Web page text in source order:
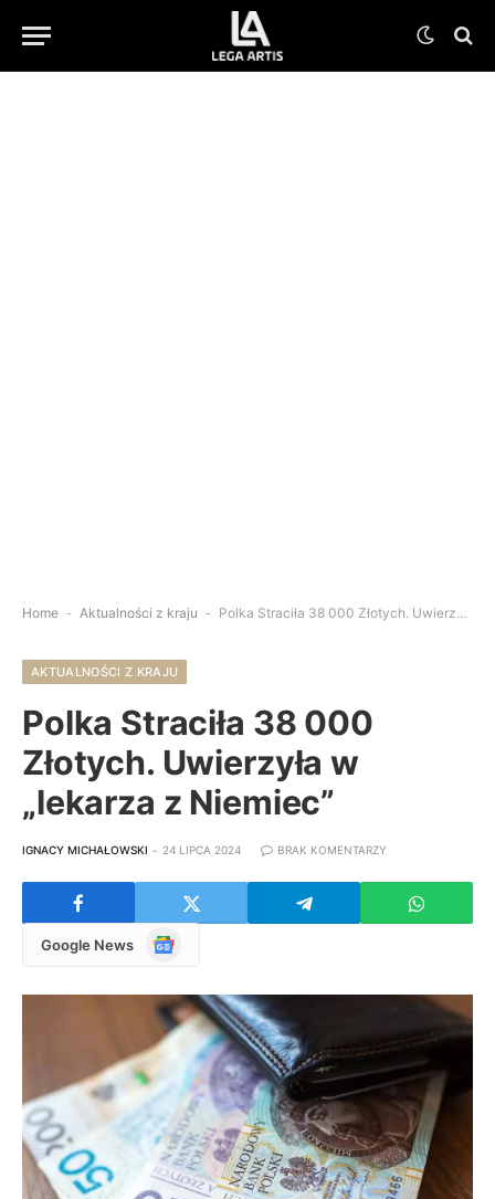
Home - Aktualności z kraju - Polka Straciła 38 000 Złotych. Uwierzyła w „lekarza z Niemiec”
AKTUALNOŚCI Z KRAJU
Polka Straciła 38 000
Złotych. Uwierzyła w
„lekarza z Niemiec”
IGNACY MICHAŁOWSKI 24 LIPCA 2024 BRAK KOMENTARZY
Google News
Google